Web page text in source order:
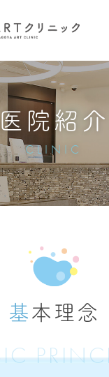
医院紹介
CLINIC
基本理念